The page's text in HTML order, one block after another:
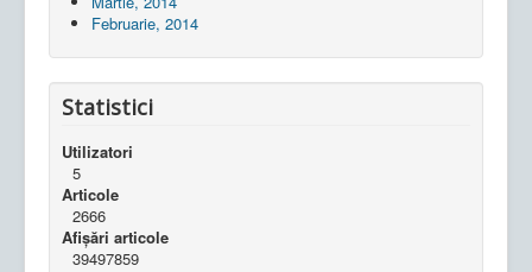
Februarie, 2014
Statistici
Utilizatori
5
Articole
2666
Afișări articole
39497859